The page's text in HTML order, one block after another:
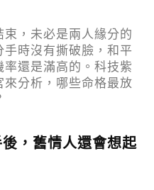
束，未必是兩人緣分的
手時沒有撕破臉，和平
率還是滿高的。科技紫
來分析，哪些命格最放
，舊情人還會想起